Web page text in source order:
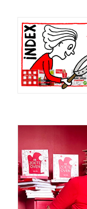
Primaire
Sidebar